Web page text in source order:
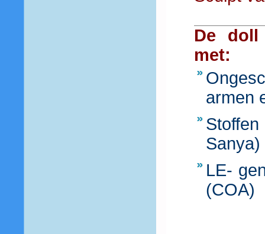
De doll
met:
armen
Sanya)
LE-
(COA)